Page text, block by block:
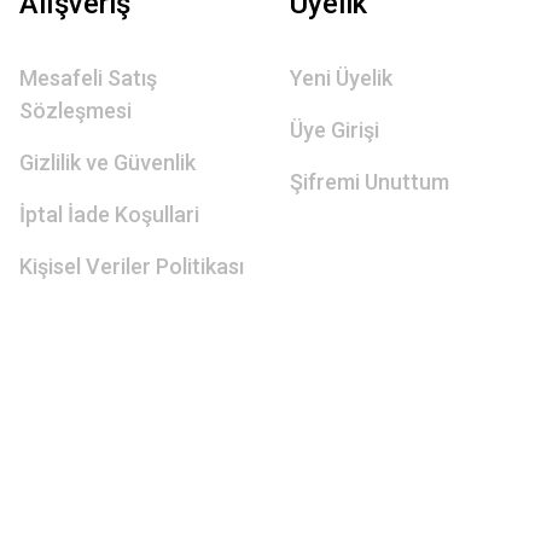
Mesafeli Satış
Sözleşmesi
Gizlilik ve Güvenlik
İptal İade Koşullari
Kişisel Veriler Politikası
Yeni Üyelik
Üye Girişi
Şifremi Unuttum